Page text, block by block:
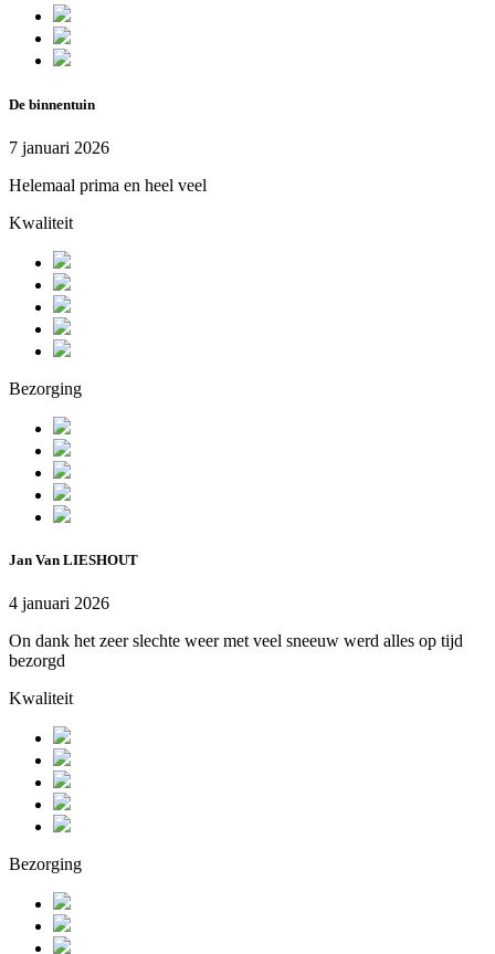
De binnentuin
7 januari 2026
Helemaal prima en heel veel
Kwaliteit
Bezorging
Jan Van LIESHOUT
4 januari 2026
On dank het zeer slechte weer met veel sneeuw werd alles op tijd
bezorgd
Kwaliteit
Bezorging